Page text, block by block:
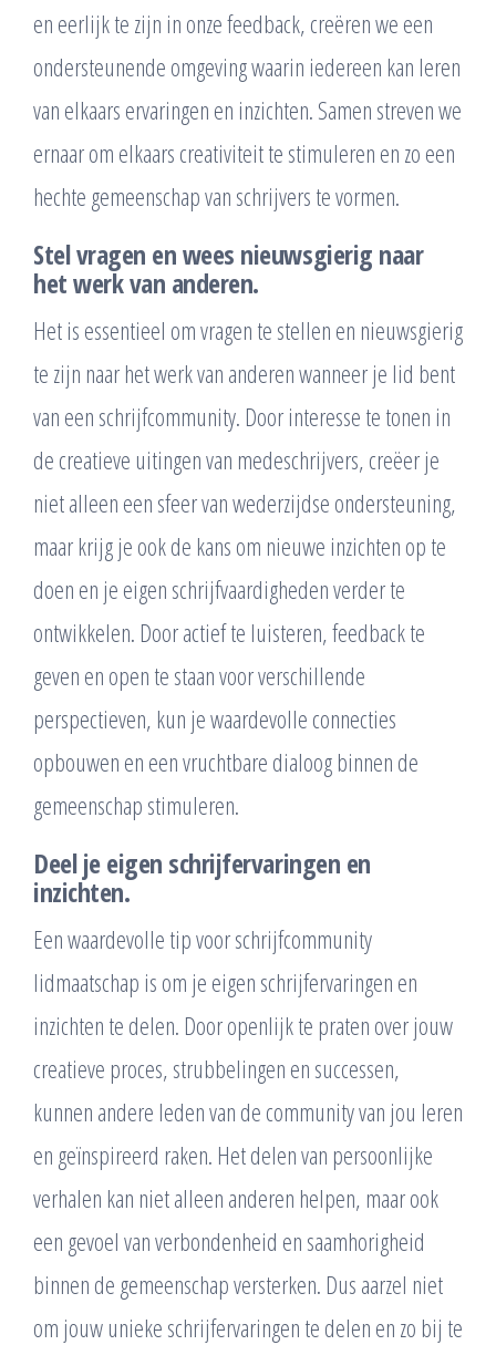
en eerlijk te zijn in onze feedback, creëren we een
ondersteunende omgeving waarin iedereen kan leren
van elkaars ervaringen en inzichten. Samen streven we
ernaar om elkaars creativiteit te stimuleren en zo een
hechte gemeenschap van schrijvers te vormen.
Stel vragen en wees nieuwsgierig naar
het werk van anderen.
Het is essentieel om vragen te stellen en nieuwsgierig
te zijn naar het werk van anderen wanneer je lid bent
van een schrijfcommunity. Door interesse te tonen in
de creatieve uitingen van medeschrijvers, creëer je
niet alleen een sfeer van wederzijdse ondersteuning,
maar krijg je ook de kans om nieuwe inzichten op te
doen en je eigen schrijfvaardigheden verder te
ontwikkelen. Door actief te luisteren, feedback te
geven en open te staan voor verschillende
perspectieven, kun je waardevolle connecties
opbouwen en een vruchtbare dialoog binnen de
gemeenschap stimuleren.
Deel je eigen schrijfervaringen en
inzichten.
Een waardevolle tip voor schrijfcommunity
lidmaatschap is om je eigen schrijfervaringen en
inzichten te delen. Door openlijk te praten over jouw
creatieve proces, strubbelingen en successen,
kunnen andere leden van de community van jou leren
en geïnspireerd raken. Het delen van persoonlijke
verhalen kan niet alleen anderen helpen, maar ook
een gevoel van verbondenheid en saamhorigheid
binnen de gemeenschap versterken. Dus aarzel niet
om jouw unieke schrijfervaringen te delen en zo bij te